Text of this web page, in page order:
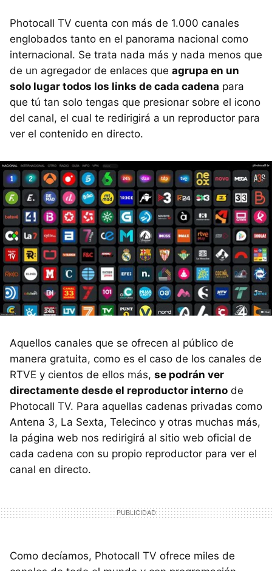
Photocall TV cuenta con más de 1.000 canales
englobados tanto en el panorama nacional como
internacional. Se trata nada más y nada menos que
de un agregador de enlaces que agrupa en un
solo lugar todos los links de cada cadena para
que tú tan solo tengas que presionar sobre el icono
del canal, el cual te redirigirá a un reproductor para
ver el contenido en directo.
Aquellos canales que se ofrecen al público de
manera gratuita, como es el caso de los canales de
RTVE y cientos de ellos más, se podrán ver
directamente desde el reproductor interno de
Photocall TV. Para aquellas cadenas privadas como
Antena 3, La Sexta, Telecinco y otras muchas más,
la página web nos redirigirá al sitio web oficial de
cada cadena con su propio reproductor para ver el
canal en directo.
Como decíamos, Photocall TV ofrece miles de